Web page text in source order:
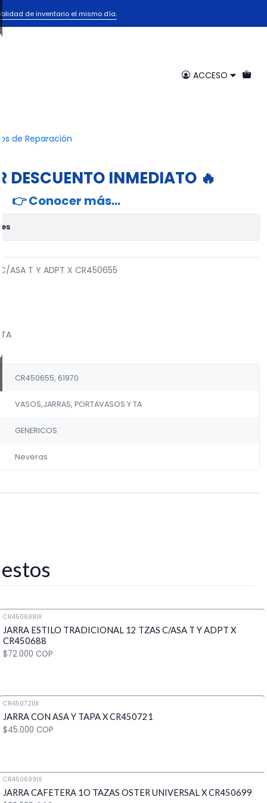
ACCESO
de Reparación
de inventario el mismo día.
EUROPEA 12 TZAS C/ASA
DESCUENTO INMEDIATO 🔥
👉 Conocer más…
C/ASA T Y ADPT X CR450655
CR450655, 61970
VASOS,JARRAS, PORTAVASOS Y TA
GENERICOS
Neveras
CR450688|X
JARRA ESTILO TRADICIONAL 12 TZAS C/ASA T Y ADPT X
CR450688
$72.000 COP
Cantidad
CR450721|X
JARRA CON ASA Y TAPA X CR450721
$45.000 COP
Cantidad
CR450699|X
JARRA CAFETERA 1O TAZAS OSTER UNIVERSAL X CR450699